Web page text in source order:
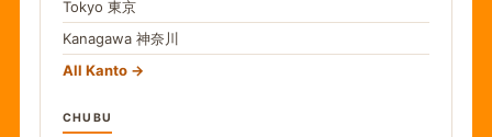
Tokyo 東京
Kanagawa 神奈川
All Kanto
CHUBU